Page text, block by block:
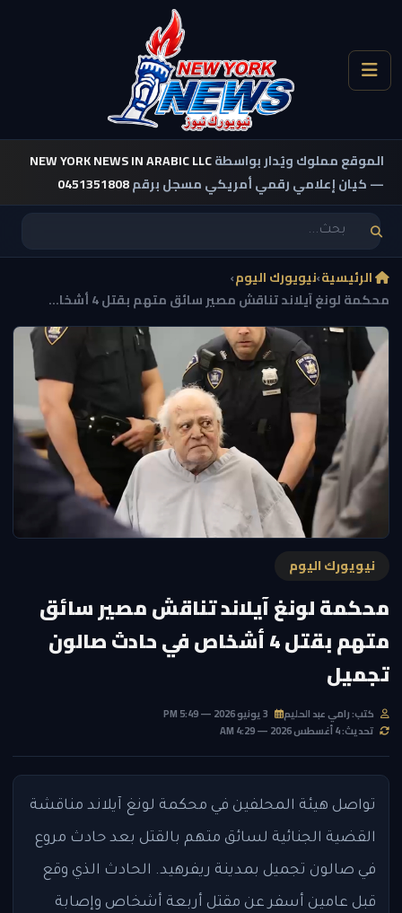
الموقع مملوك ويُدار بواسطةNEW YORK NEWS IN ARABIC LLC
— كيان إعلامي رقمي أمريكي مسجل برقم0451351808
الرئيسية›نيويورك اليوم›
محكمة لونغ آيلاند تناقش مصير سائق متهم بقتل 4 أشخا...
نيويورك اليوم
محكمة لونغ آيلاند تناقش مصير سائق
متهم بقتل 4 أشخاص في حادث صالون
تجميل
كتب: رامي عبد الحليم
تحديث: 4 أغسطس 2026 — 4:29 AM
تواصل هيئة المحلفين في محكمة لونغ آيلاند مناقشة
القضية الجنائية لسائق متهم بالقتل بعد حادث مروع
في صالون تجميل بمدينة ريفرهيد. الحادث الذي وقع
قبل عامين أسفر عن مقتل أربعة أشخاص وإصابة